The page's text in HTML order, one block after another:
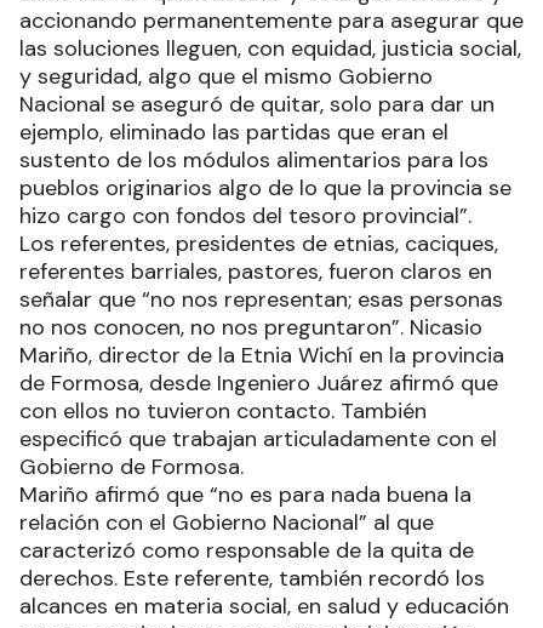
accionando permanentemente para asegurar que
las soluciones lleguen, con equidad, justicia social,
y seguridad, algo que el mismo Gobierno
Nacional se aseguró de quitar, solo para dar un
ejemplo, eliminado las partidas que eran el
sustento de los módulos alimentarios para los
pueblos originarios algo de lo que la provincia se
hizo cargo con fondos del tesoro provincial”.
Los referentes, presidentes de etnias, caciques,
referentes barriales, pastores, fueron claros en
señalar que “no nos representan; esas personas
no nos conocen, no nos preguntaron”. Nicasio
Mariño, director de la Etnia Wichí en la provincia
de Formosa, desde Ingeniero Juárez afirmó que
con ellos no tuvieron contacto. También
especificó que trabajan articuladamente con el
Gobierno de Formosa.
Mariño afirmó que “no es para nada buena la
relación con el Gobierno Nacional” al que
caracterizó como responsable de la quita de
derechos. Este referente, también recordó los
alcances en materia social, en salud y educación